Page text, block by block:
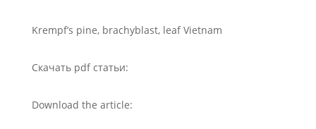
Krempf’s pine, brachyblast, leaf Vietnam
Скачать pdf статьи:
Download the article: